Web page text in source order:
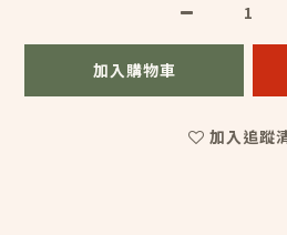
加入購物車
加入追蹤